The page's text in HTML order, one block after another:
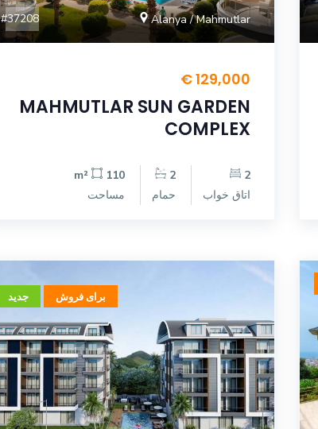
Alanya / Mahmutlar
#37208
129,000 €
MAHMUTLAR SUN GARDEN
COMPLEX
2
اتاق خواب
2
حمام
110 m²
مساحت
برای فروش جدید